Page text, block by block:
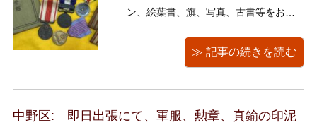
ン、絵葉書、旗、写真、古書等をお譲
ございました お客様のおじい様が大切
に保管されていたお品物をお譲り頂き
銭、写真等、沢山集めて ...
≫ 記事の続きを読む
中野区: 即日出張にて、軍服、勲章、真鍮の印泥